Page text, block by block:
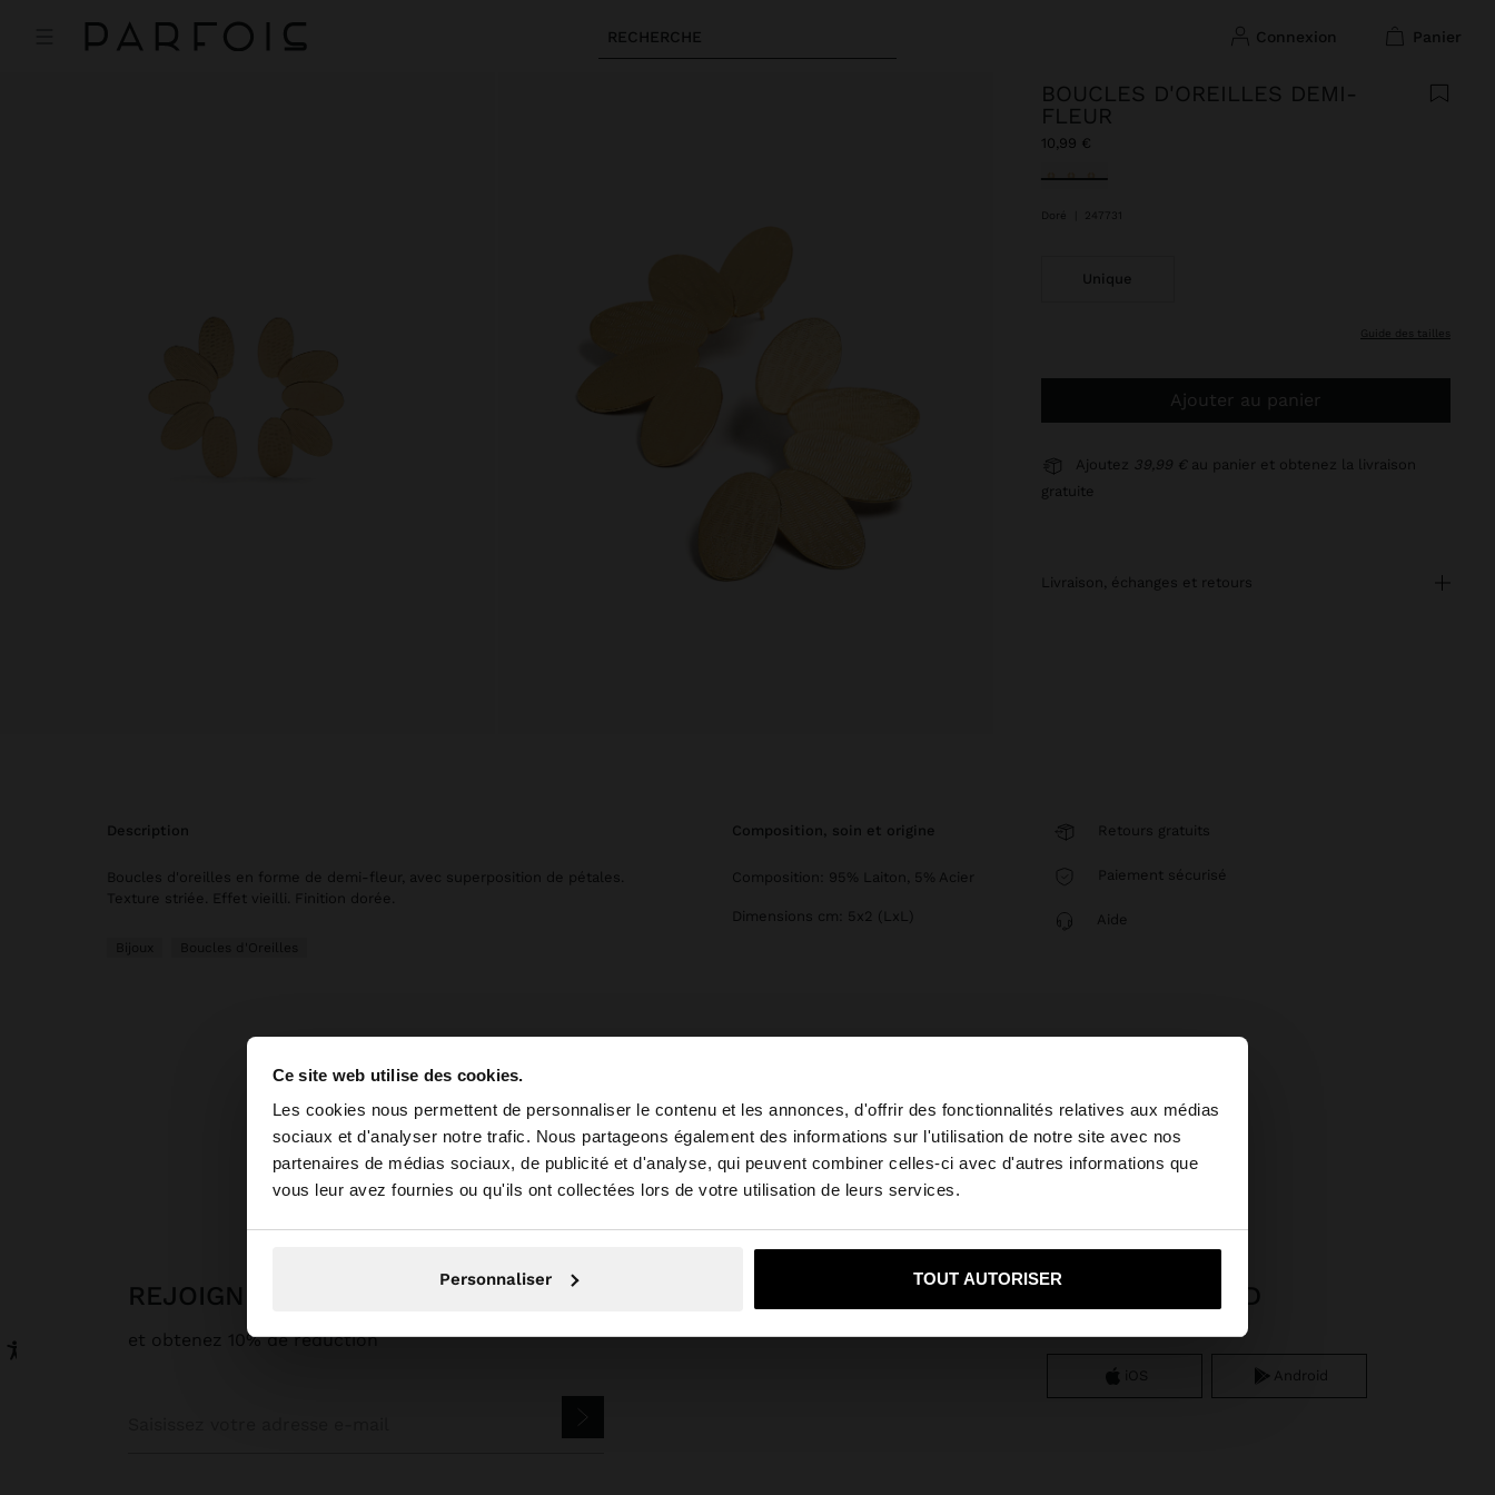
Ce site web utilise des cookies.
Les cookies nous permettent de personnaliser le contenu et les annonces, d'offrir des fonctionnalités relatives aux médias
sociaux et d'analyser notre trafic. Nous partageons également des informations sur l'utilisation de notre site avec nos
partenaires de médias sociaux, de publicité et d'analyse, qui peuvent combiner celles-ci avec d'autres informations que
vous leur avez fournies ou qu'ils ont collectées lors de votre utilisation de leurs services.
Personnaliser TOUT AUTORISER
RECHERCHE connexion panier
bonjour ×
Vous accédez au site depuis Luxembourg. Voulez-vous parcourir notre site au United States?
Non, je souhaite rester sur Luxembourg Oui, dirigez-moi vers United States
BOUCLES D'OREILLES DEMI-
FLEUR
10,99 €
sélectionné(s)
Doré 247731
Unique
guide des tailles
Ajouter au panier
Ajoutez 39,99 € au panier et obtenez la livraison
gratuite
livraison, échanges et retours
description
Boucles d'oreilles en forme de demi-fleur, avec superposition de pétales.
Texture striée. Effet vieilli. Finition dorée.
Bijoux Boucles d'Oreilles
composition, soin et origine
Composition: 95% Laiton, 5% Acier
Dimensions cm: 5x2 (LxL)
Retours gratuits
Paiement sécurisé
Aide
Parfois Bijoux Boucles d'Oreilles boucles d'oreilles demi-fleur
REJOIGNEZ NOTRE NEWSLETTER
et obtenez 10% de réduction
APP DOWNLOAD
iOS Android